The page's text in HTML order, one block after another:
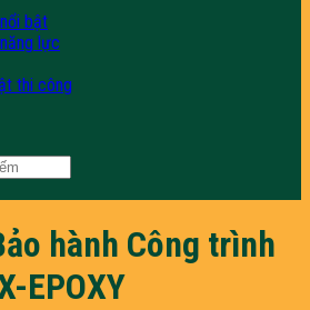
bật
lực
thi công
hành Công trình
EPOXY